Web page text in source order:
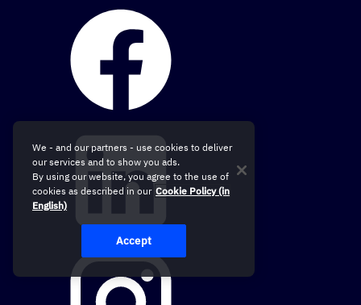
We - and our partners - use cookies to deliver
our services and to show you ads.
By using our website, you agree to the use of
cookies as described in our Cookie Policy (in
English)
Accept